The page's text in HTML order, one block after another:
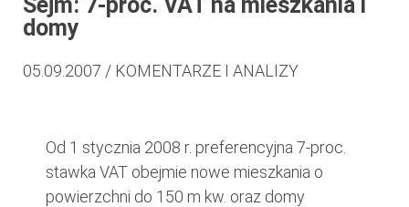
domy
05.09.2007 / KOMENTARZE I ANALIZY
Od 1 stycznia 2008 r. preferencyjna 7-proc.
stawka VAT obejmie nowe mieszkania o
powierzchni do 150 m kw. oraz domy